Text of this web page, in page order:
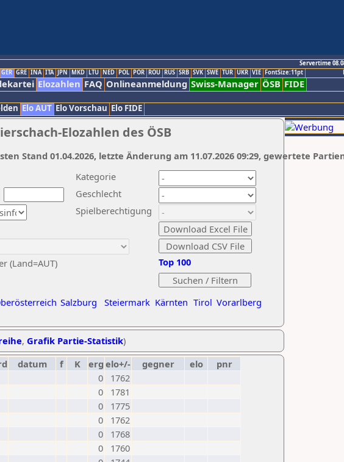
Servertime
GER GRE INA ITA JPN MKD LTU NED POL POR ROU RUS SRB SVK SWE TUR UKR VIE FontSize:11pt
Elozahlen FAQ Onlineanmeldung Swiss-Manager ÖSB FIDE
Elo AUT Elo Vorschau Elo FIDE
Elozahlen des ÖSB
Kategorie
Geschlecht
(Land=AUT)
Spielberechtigung
Salzburg Steiermark Kärnten Tirol Vorarlberg
Top 100
Stand 01.04.2026, letzte Änderung am 11.07.2026 09:29, gewertete
, Grafik Partie-Statistik)
datum f K erg elo+/- gegner elo
pnr
0
1762
0
1781
0
1775
0
1762
0
1768
0
1760